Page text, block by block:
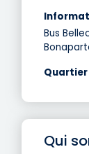
Bus
Quartier
Qui